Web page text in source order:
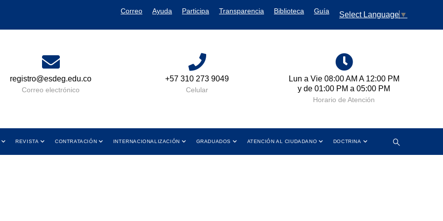
Correo Ayuda Participa Transparencia Biblioteca Guía Select Language ▼
+57 310 273 9049
Lun a Vie 08:00 AM A 12:00 PM
y de 01:00 PM a 05:00 PM
Cra 11 No. 102-50 Bogotá
Colombia
REVISTA CONTRATACIÓN INTERNACIONALIZACIÓN GRADUADOS ATENCIÓN AL CIUDADANO DOCTRINA